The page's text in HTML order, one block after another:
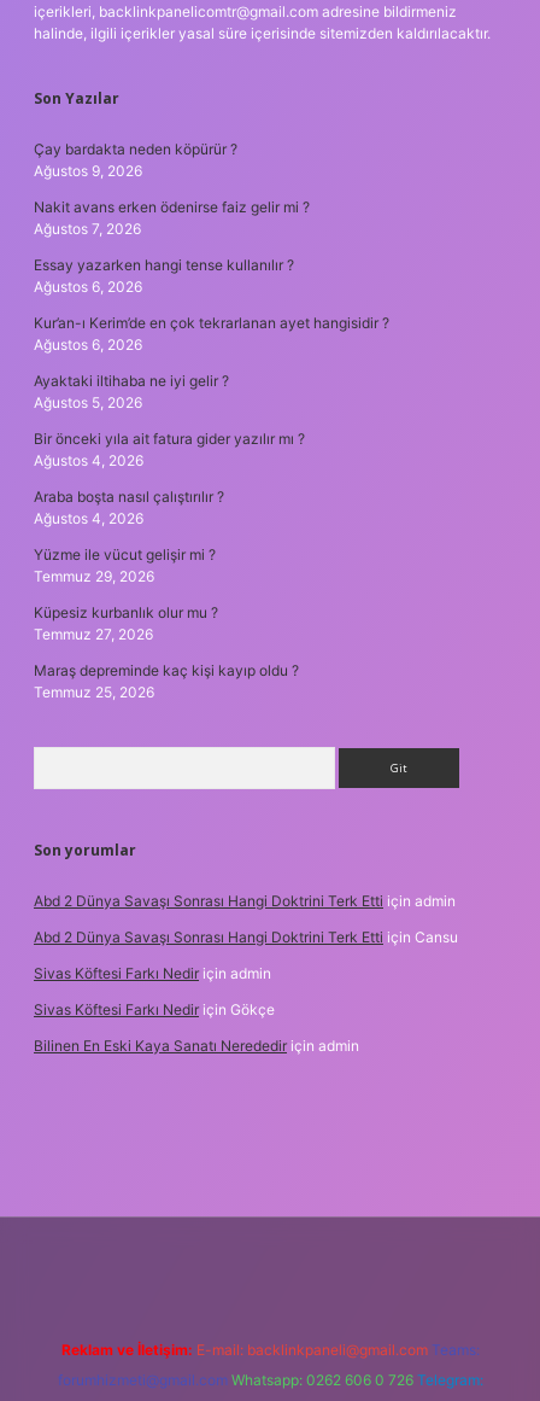
içerikleri, backlinkpanelicomtr@gmail.com adresine bildirmeniz
halinde, ilgili içerikler yasal süre içerisinde sitemizden kaldırılacaktır.
Son Yazılar
Çay bardakta neden köpürür ?
Ağustos 9, 2026
Nakit avans erken ödenirse faiz gelir mi ?
Ağustos 7, 2026
Essay yazarken hangi tense kullanılır ?
Ağustos 6, 2026
Kur’an-ı Kerim’de en çok tekrarlanan ayet hangisidir ?
Ağustos 6, 2026
Ayaktaki iltihaba ne iyi gelir ?
Ağustos 5, 2026
Bir önceki yıla ait fatura gider yazılır mı ?
Ağustos 4, 2026
Araba boşta nasıl çalıştırılır ?
Ağustos 4, 2026
Yüzme ile vücut gelişir mi ?
Temmuz 29, 2026
Küpesiz kurbanlık olur mu ?
Temmuz 27, 2026
Maraş depreminde kaç kişi kayıp oldu ?
Temmuz 25, 2026
Son yorumlar
Abd 2 Dünya Savaşı Sonrası Hangi Doktrini Terk Etti için admin
Abd 2 Dünya Savaşı Sonrası Hangi Doktrini Terk Etti için Cansu
Sivas Köftesi Farkı Nedir için admin
Sivas Köftesi Farkı Nedir için Gökçe
Bilinen En Eski Kaya Sanatı Nerededir için admin
Reklam ve İletişim: E-mail: backlinkpaneli@gmail.com Teams:
forumhizmeti@gmail.com Whatsapp: 0262 606 0 726 Telegram: